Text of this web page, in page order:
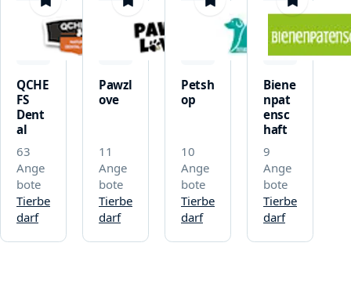
merken
QCHE
FS
Dent
al
63
Ange
bote
Tierbe
darf
merken
Pawzl
ove
11
Ange
bote
Tierbe
darf
merken
Petsh
op
10
Ange
bote
Tierbe
darf
merken
Biene
npat
ensc
haft
9
Ange
bote
Tierbe
darf